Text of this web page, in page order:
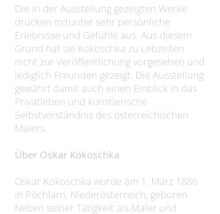
Die in der Ausstellung gezeigten Werke
drücken mitunter sehr persönliche
Erlebnisse und Gefühle aus. Aus diesem
Grund hat sie Kokoschka zu Lebzeiten
nicht zur Veröffentlichung vorgesehen und
lediglich Freunden gezeigt. Die Ausstellung
gewährt damit auch einen Einblick in das
Privatleben und künstlerische
Selbstverständnis des österreichischen
Malers.
Über Oskar Kokoschka
Oskar Kokoschka wurde am 1. März 1886
in Pöchlarn, Niederösterreich, geboren.
Neben seiner Tätigkeit als Maler und